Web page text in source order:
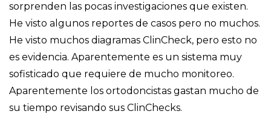
sorprenden las pocas investigaciones que existen.
He visto algunos reportes de casos pero no muchos.
He visto muchos diagramas ClinCheck, pero esto no
es evidencia. Aparentemente es un sistema muy
sofisticado que requiere de mucho monitoreo.
Aparentemente los ortodoncistas gastan mucho de
su tiempo revisando sus ClinChecks.